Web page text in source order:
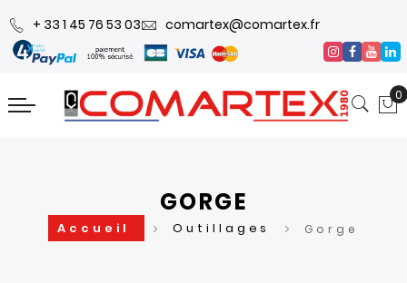
+ 33 1 45 76 53 03 comartex@comartex.fr
0
GORGE
Accueil Outillages Gorge